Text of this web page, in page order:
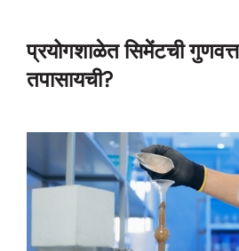
प्रयोगशाळेत सिमेंटची
तपासायची?